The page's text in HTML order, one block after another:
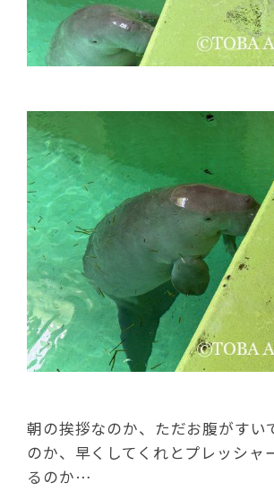
朝の挨拶なのか、ただお腹がすい
のか、早くしてくれとプレッシャ
るのか…